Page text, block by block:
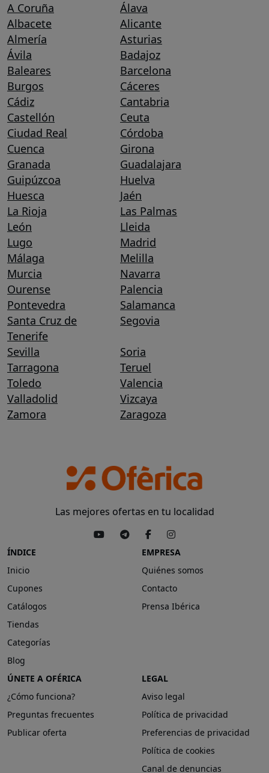
A Coruña
Álava
Albacete
Alicante
Almería
Asturias
Ávila
Badajoz
Baleares
Barcelona
Burgos
Cáceres
Cádiz
Cantabria
Castellón
Ceuta
Ciudad Real
Córdoba
Cuenca
Girona
Granada
Guadalajara
Guipúzcoa
Huelva
Huesca
Jaén
La Rioja
Las Palmas
León
Lleida
Lugo
Madrid
Málaga
Melilla
Murcia
Navarra
Ourense
Palencia
Pontevedra
Salamanca
Santa Cruz de
Tenerife
Segovia
Sevilla
Soria
Tarragona
Teruel
Toledo
Valencia
Valladolid
Vizcaya
Zamora
Zaragoza
Las mejores ofertas en tu localidad
ÍNDICE
Inicio
Cupones
Catálogos
Tiendas
Categorías
Blog
EMPRESA
Quiénes somos
Contacto
Prensa Ibérica
ÚNETE A OFÉRICA
¿Cómo funciona?
Preguntas frecuentes
Publicar oferta
LEGAL
Aviso legal
Política de privacidad
Preferencias de privacidad
Política de cookies
Canal de denuncias